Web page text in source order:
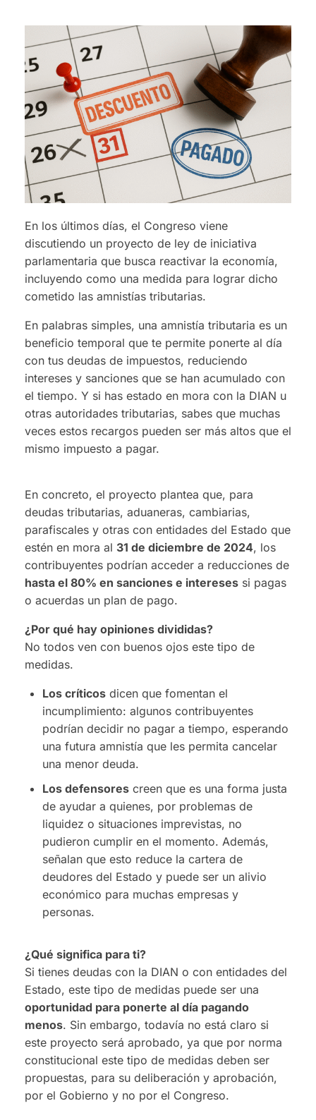
En los últimos días, el Congreso viene
discutiendo un proyecto de ley de iniciativa
parlamentaria que busca reactivar la economía,
incluyendo como una medida para lograr dicho
cometido las amnistías tributarias.
En palabras simples, una amnistía tributaria es un
beneficio temporal que te permite ponerte al día
con tus deudas de impuestos, reduciendo
intereses y sanciones que se han acumulado con
el tiempo. Y si has estado en mora con la DIAN u
otras autoridades tributarias, sabes que muchas
veces estos recargos pueden ser más altos que el
mismo impuesto a pagar.
En concreto, el proyecto plantea que, para
deudas tributarias, aduaneras, cambiarias,
parafiscales y otras con entidades del Estado que
estén en mora al 31 de diciembre de 2024, los
contribuyentes podrían acceder a reducciones de
hasta el 80% en sanciones e intereses si pagas
o acuerdas un plan de pago.
¿Por qué hay opiniones divididas?
No todos ven con buenos ojos este tipo de
medidas.
Los críticos dicen que fomentan el
incumplimiento: algunos contribuyentes
podrían decidir no pagar a tiempo, esperando
una futura amnistía que les permita cancelar
una menor deuda.
Los defensores creen que es una forma justa
de ayudar a quienes, por problemas de
liquidez o situaciones imprevistas, no
pudieron cumplir en el momento. Además,
señalan que esto reduce la cartera de
deudores del Estado y puede ser un alivio
económico para muchas empresas y
personas.
¿Qué significa para ti?
Si tienes deudas con la DIAN o con entidades del
Estado, este tipo de medidas puede ser una
oportunidad para ponerte al día pagando
menos. Sin embargo, todavía no está claro si
este proyecto será aprobado, ya que por norma
constitucional este tipo de medidas deben ser
propuestas, para su deliberación y aprobación,
por el Gobierno y no por el Congreso.